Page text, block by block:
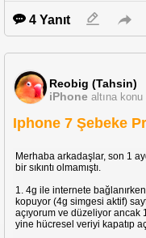
Ve bu kopmalar sadece
bağladım ve şuan kablosuz
Tenda modemin kablosuz
4 Yanıt
Reobig (Tahsin)
iPhone altına konu
Iphone 7 Şebeke
Merhaba arkadaşlar, son 1
bir sıkıntı olmamıştı.
1. 4g ile internete
kopuyor (4g simgesi aktif)
açıyorum ve düzeliyor ancak
yine hücresel veriyi kapatıp